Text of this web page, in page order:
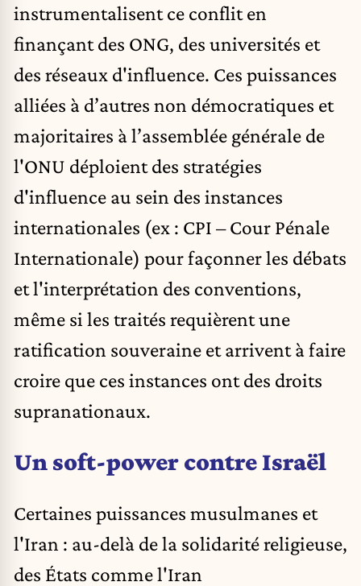
instrumentalisent ce conflit en
finançant des ONG, des universités et
des réseaux d'influence. Ces puissances
alliées à d’autres non démocratiques et
majoritaires à l’assemblée générale de
l'ONU déploient des stratégies
d'influence au sein des instances
internationales (ex : CPI – Cour Pénale
Internationale) pour façonner les débats
et l'interprétation des conventions,
même si les traités requièrent une
ratification souveraine et arrivent à faire
croire que ces instances ont des droits
supranationaux.
Un soft-power contre Israël
Certaines puissances musulmanes et
l'Iran : au-delà de la solidarité religieuse,
des États comme l'Iran